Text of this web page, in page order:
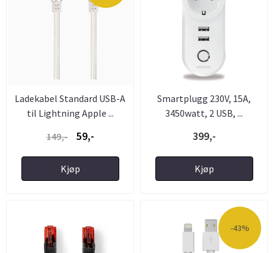
Ladekabel Standard USB-A
til Lightning Apple ...
149,-
59,-
Kjøp
Smartplugg 230V, 15A,
3450watt, 2 USB, ...
399,-
Kjøp
-43%